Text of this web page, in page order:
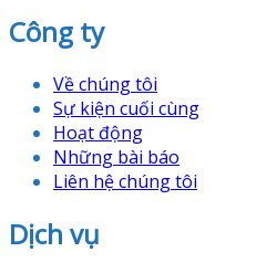
Công ty
Về chúng tôi
Sự kiện cuối cùng
Hoạt động
Những bài báo
Liên hệ chúng tôi
Dịch vụ